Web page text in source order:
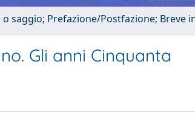
saggio; Prefazione/Postfazione;
Gli anni Cinquanta